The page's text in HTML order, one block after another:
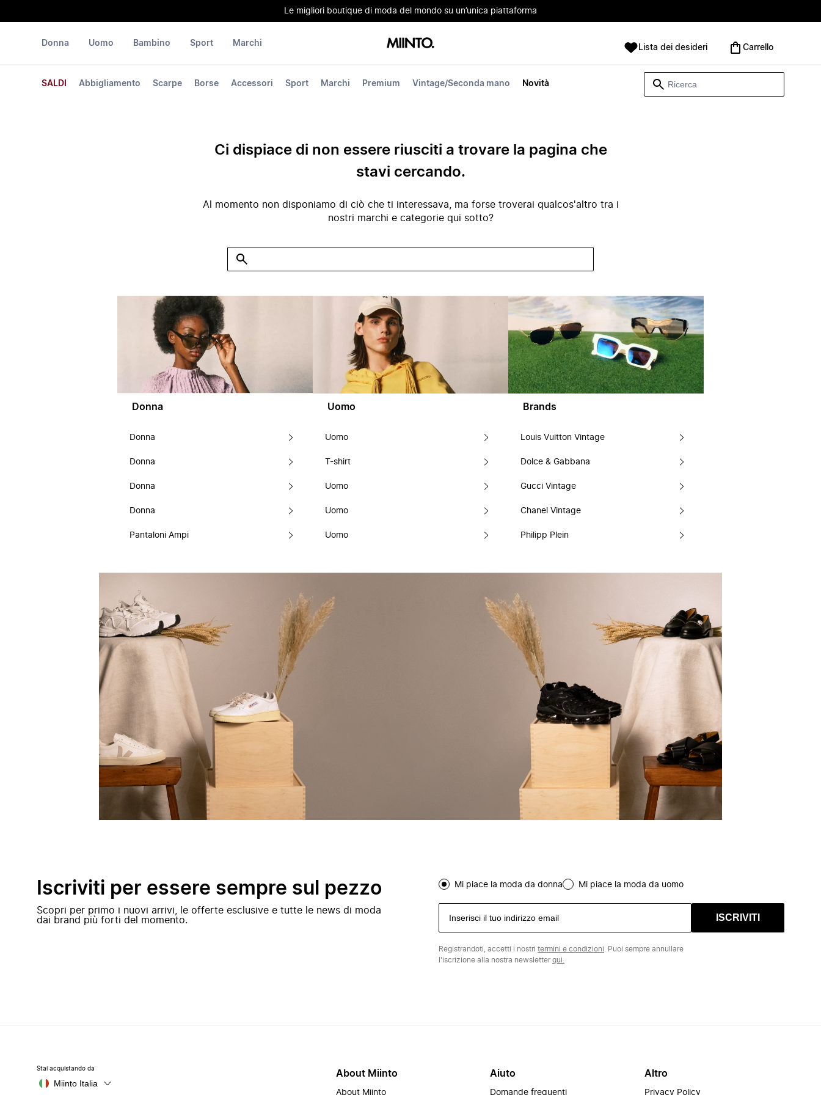
Le migliori boutique di moda del mondo su un’unica piattaforma
Donna
SALDI Abbigliamento Scarpe Borse Accessori Sport Marchi Premium Vintage/Seconda mano Novità
Uomo Bambino Sport Marchi Lista dei desideri Carrello
Ci dispiace di non essere riusciti a trovare la pagina che
stavi cercando.
Al momento non disponiamo di ciò che ti interessava, ma forse troverai qualcos'altro tra i
nostri marchi e categorie qui sotto?
Donna
Donna
Donna
Donna
Donna
Pantaloni Ampi
Uomo
Uomo
T-shirt
Uomo
Uomo
Uomo
Brands
Louis Vuitton Vintage
Dolce & Gabbana
Gucci Vintage
Chanel Vintage
Philipp Plein
Iscriviti per essere sempre sul pezzo
Scopri per primo i nuovi arrivi, le offerte esclusive e tutte le news di moda
dai brand più forti del momento.
Mi piace la moda da donna Mi piace la moda da uomo
ISCRIVITI
Registrandoti, accetti i nostri termini e condizioni . Puoi sempre annullare
l'iscrizione alla nostra newsletterqui.
Stai acquistando da
Miinto Italia
About Miinto
About Miinto
Aiuto
Domande frequenti
Altro
Privacy Policy